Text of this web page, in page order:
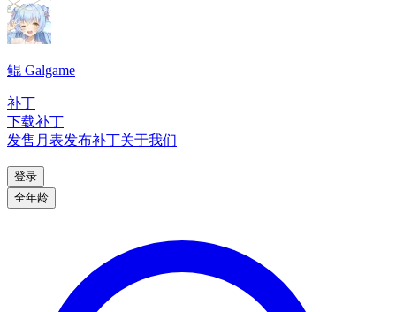
鲲 Galgame
补丁
下载补丁
发售月表发布补丁关于我们
登录
全年龄